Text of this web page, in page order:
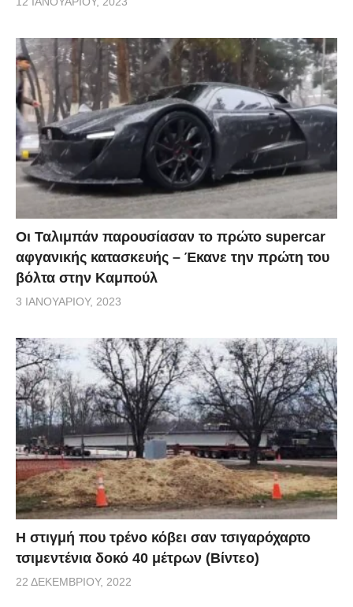
Οι Ταλιμπάν παρουσίασαν το πρώτο supercar
αφγανικής κατασκευής – Έκανε την πρώτη του
βόλτα στην Καμπούλ
3 ΙΑΝΟΥΑΡΊΟΥ, 2023
H στιγμή που τρένο κόβει σαν τσιγαρόχαρτο
τσιμεντένια δοκό 40 μέτρων (Βίντεο)
22 ΔΕΚΕΜΒΡΊΟΥ, 2022